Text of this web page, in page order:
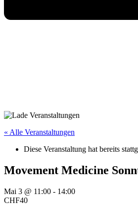
« Alle Veranstaltungen
Diese Veranstaltung hat bereits
Movement Medicine
Mai 3 @ 11:00 - 14:00
CHF40